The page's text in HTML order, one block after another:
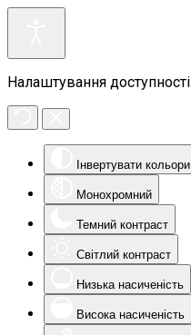
Налаштування доступності
Інвертувати кольори
Монохромний
Темний контраст
Світлий контраст
Низька насиченість
Висока насиченість